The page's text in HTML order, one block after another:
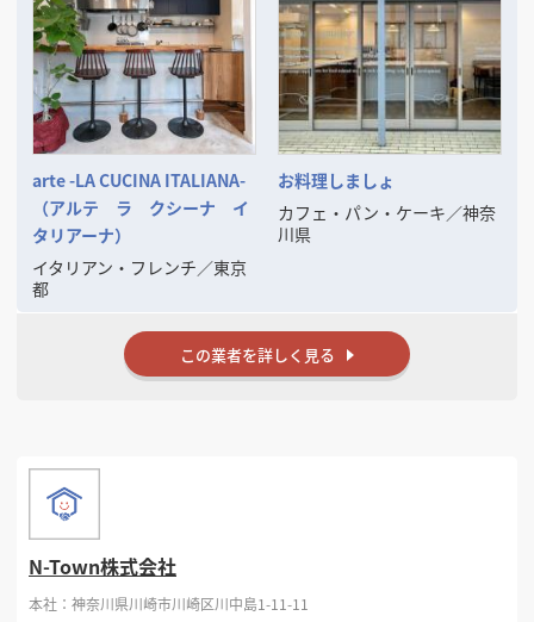
arte -LA CUCINA ITALIANA-
（アルテ ラ クシーナ イ
タリアーナ）
イタリアン・フレンチ ／東京
都
お料理しましょ
カフェ・パン・ケーキ ／神奈
川県
この業者を詳しく見る
N-Town株式会社
本社：神奈川県川崎市川崎区川中島1-11-11